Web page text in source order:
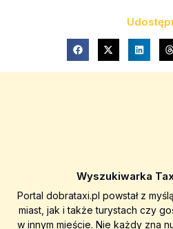
Wyszukiwarka
Portal dobrataxi.pl powstał z
miast, jak i także turystach czy
w innym mieście. Nie każdy zna